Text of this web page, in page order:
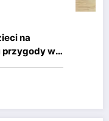
na
przygody w